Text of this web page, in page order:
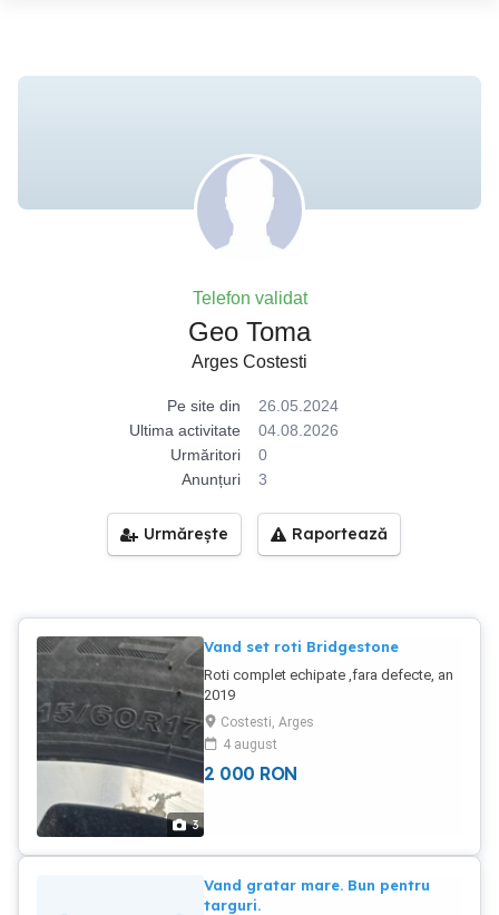
Telefon validat
Geo Toma
Arges Costesti
Pe site din
26.05.2024
Ultima activitate
04.08.2026
Urmăritori
0
Anunțuri
3
Urmărește Raportează
3
Vand set roti Bridgestone
Roti complet echipate ,fara defecte, an
2019
Costesti, Arges
4 august
2 000 RON
Vand gratar mare. Bun pentru
targuri.